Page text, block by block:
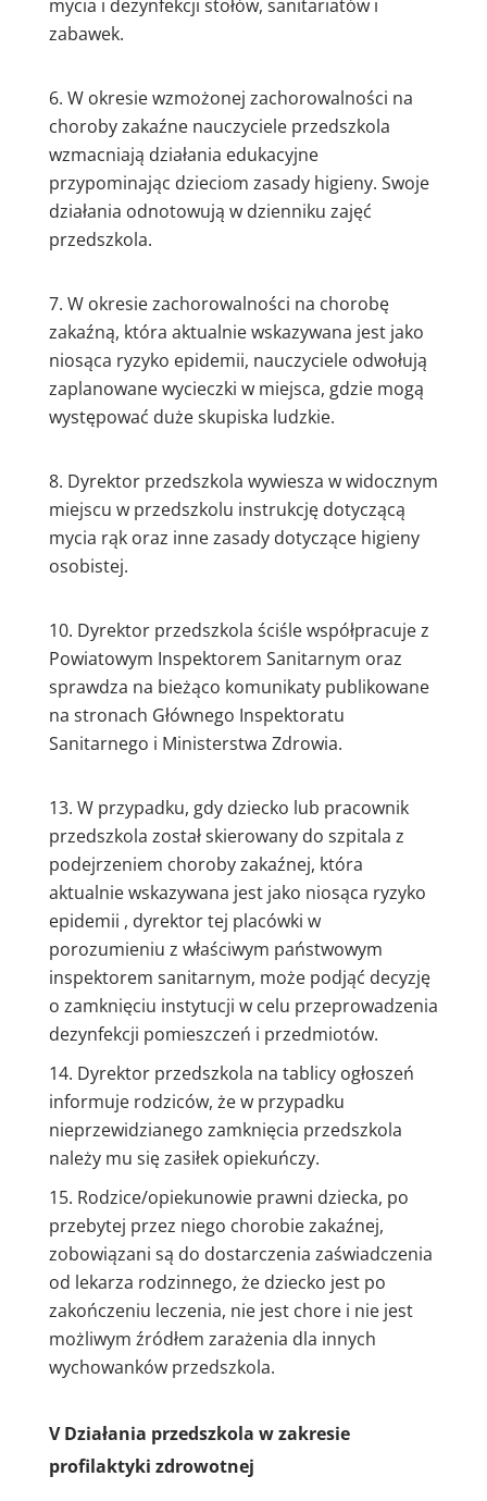
mycia i dezynfekcji stołów, sanitariatów i
zabawek.
W okresie wzmożonej zachorowalności na
choroby zakaźne nauczyciele przedszkola
wzmacniają działania edukacyjne
przypominając dzieciom zasady higieny. Swoje
działania odnotowują w dzienniku zajęć
przedszkola.
W okresie zachorowalności na chorobę
zakaźną, która aktualnie wskazywana jest jako
niosąca ryzyko epidemii, nauczyciele odwołują
zaplanowane wycieczki w miejsca, gdzie mogą
występować duże skupiska ludzkie.
Dyrektor przedszkola wywiesza w widocznym
miejscu w przedszkolu instrukcję dotyczącą
mycia rąk oraz inne zasady dotyczące higieny
osobistej.
Dyrektor przedszkola ściśle współpracuje z
Powiatowym Inspektorem Sanitarnym oraz
sprawdza na bieżąco komunikaty publikowane
na stronach Głównego Inspektoratu
Sanitarnego i Ministerstwa Zdrowia.
W przypadku, gdy dziecko lub pracownik
przedszkola został skierowany do szpitala z
podejrzeniem choroby zakaźnej, która
aktualnie wskazywana jest jako niosąca ryzyko
epidemii , dyrektor tej placówki w
porozumieniu z właściwym państwowym
inspektorem sanitarnym, może podjąć decyzję
o zamknięciu instytucji w celu przeprowadzenia
dezynfekcji pomieszczeń i przedmiotów.
Dyrektor przedszkola na tablicy ogłoszeń
informuje rodziców, że w przypadku
nieprzewidzianego zamknięcia przedszkola
należy mu się zasiłek opiekuńczy.
Rodzice/opiekunowie prawni dziecka, po
przebytej przez niego chorobie zakaźnej,
zobowiązani są do dostarczenia zaświadczenia
od lekarza rodzinnego, że dziecko jest po
zakończeniu leczenia, nie jest chore i nie jest
możliwym źródłem zarażenia dla innych
wychowanków przedszkola.
VDziałania przedszkola w zakresie
profilaktyki zdrowotnej